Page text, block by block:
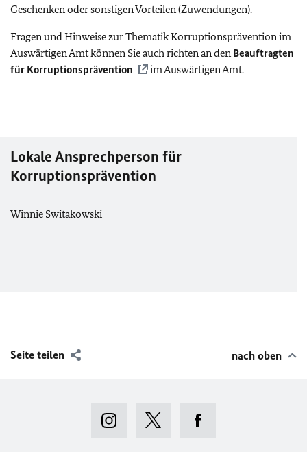
Geschenken oder sonstigen Vorteilen (Zuwendungen).
Fragen und Hinweise zur Thematik Korruptionsprävention im
Auswärtigen Amt können Sie auch richten an den Beauftragten
für Korruptionsprävention
im Auswärtigen Amt.
Lokale Ansprechperson für
Korruptionsprävention
Winnie Switakowski
Seite teilen nach oben